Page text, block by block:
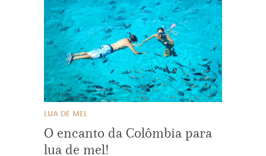
LUA DE MEL
O encanto da Colômbia para
lua de mel!